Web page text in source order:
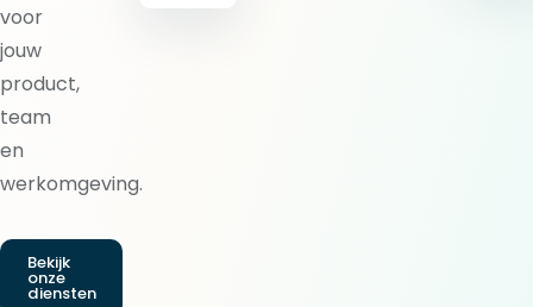
voor
jouw
product,
team
en
werkomgeving.
Bekijk
onze
diensten